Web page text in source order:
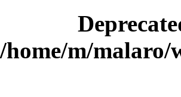
/home/m/malaro/